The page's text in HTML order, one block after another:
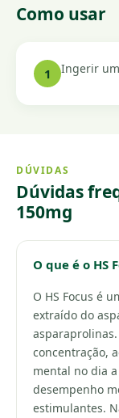
Como usar
1 Ingerir
DÚVIDAS
Dúvidas
150mg
O que é o HS
O HS Focus é
extraído do
asparaprolinas.
concentração,
mental no dia
desempenho
estimulantes.